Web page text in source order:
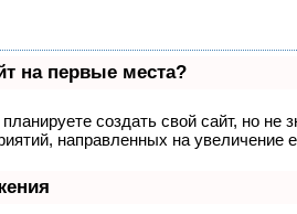
на первые места?
создать свой сайт, но не
направленных на увеличение